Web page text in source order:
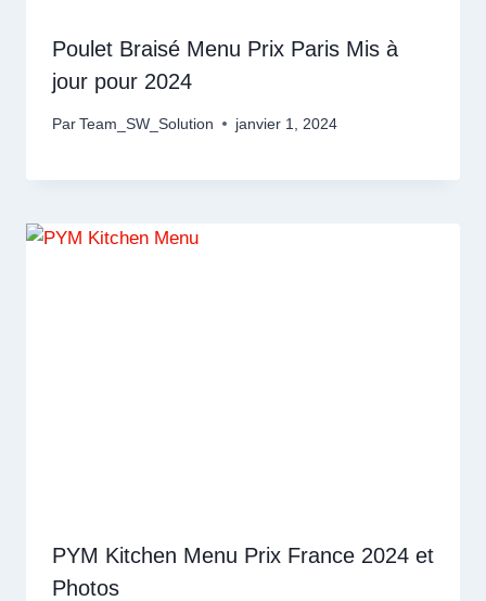
Poulet Braisé Menu Prix Paris Mis à
jour pour 2024
Par Team_SW_Solution janvier 1, 2024
PYM Kitchen Menu Prix France 2024 et
Photos